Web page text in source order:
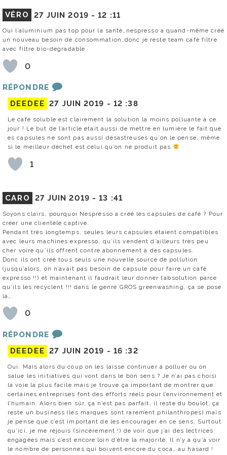
VÉRO 27 JUIN 2019 -12 :11
Oui l’aluminium pas top pour la santé…nespresso a quand-même créé
un nouveau besoin de consommation…donc je reste team café filtre
avec filtre bio-degradable
0
RÉPONDRE
DEEDEE 27 JUIN 2019 - 12 :38
Le café soluble est clairement la solution la moins polluante à ce
jour ! Le but de l’article était aussi de mettre en lumière le fait que
es capsules ne sont pas aussi désastreuses qu’on le pense, même
si le meilleur déchet est celui qu’on ne produit pas
1
CARO 27 JUIN 2019 -13 :41
Soyons clairs, pourquoi Nespresso a créé les capsules de café ? Pour
créer une clientèle captive.
Pendant très longtemps, seules leurs capsules étaient compatibles
avec leurs machines expresso, qu’ils vendent d’ailleurs très peu
cher voire qu’ils offrent contre abonnement à des capsules.
Donc ils ont créé tous seuls une nouvelle source de pollution
(jusqu’alors, on n’avait pas besoin de capsule pour faire un café
expresso !!) et maintenant il faudrait leur donner l’absolution parce
qu’ils les recyclent !!! dans le genre GROS greenwashing, ça se pose
là….
0
RÉPONDRE
DEEDEE 27 JUIN 2019 - 16 :32
Oui. Mais alors du coup on les laisse continuer à polluer ou on
salue les initiatives qui vont dans le bon sens ? Je n’ai pas choisi
la voie la plus facile mais je trouve ça important de montrer que
certaines entreprises font des efforts réels pour l’environnement et
l’humain. Alors bien sûr, ça n’est pas parfait, il reste du boulot, ça
reste un business (les marques sont rarement philanthropes) mais
je pense que c’est important de les encourager en ce sens. Surtout
qu’ici, je me réjouis (sincèrement !) de voir que j’ai des lectrices
engagées mais c’est encore loin d’être la majorité. Il n’y a qu’à voir
le nombre de personnes qui boivent encore du coca… au hasard !